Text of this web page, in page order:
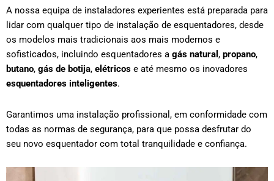
A nossa equipa de instaladores experientes está preparada para
lidar com qualquer tipo de instalação de esquentadores, desde
os modelos mais tradicionais aos mais modernos e
sofisticados, incluindo esquentadores a gás natural , propano,
butano, gás de botija, elétricos e até mesmo os inovadores
esquentadores inteligentes.
Garantimos uma instalação profissional, em conformidade com
todas as normas de segurança, para que possa desfrutar do
seu novo esquentador com total tranquilidade e confiança.